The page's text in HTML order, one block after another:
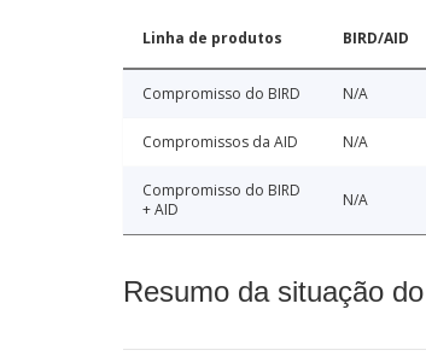
Linha de produtos BIRD/AID
Compromisso do BIRD N/A
Compromissos da AID N/A
Compromisso do BIRD
+ AID
N/A
Resumo da situação